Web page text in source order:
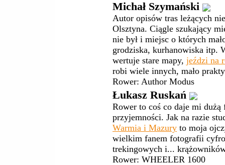
Michał Szymański
Autor opisów tras leżących
Olsztyna. Ciągle szukający
nie był i miejsc o których
grodziska, kurhanowiska itp.
wertuje stare mapy, jeździ na
robi wiele innych, mało
Rower: Author Modus
Łukasz Ruskań
Rower to coś co daje mi
przyjemności. Jak na razie
Warmia i Mazury to moja
wielkim fanem fotografii
trekingowych i...
Rower: WHEELER 1600